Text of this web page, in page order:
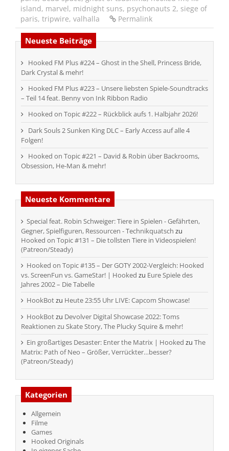
island, marvel, midnight suns, psychonauts 2, siege of
paris, tripwire, valhalla Permalink
Neueste Beiträge
Hooked FM Plus #224 – Ghost in the Shell, Princess Bride,
Dark Crystal & mehr!
Hooked FM Plus #223 – Unsere liebsten Spiele-Soundtracks
– Teil 14 feat. Benny von Ink Ribbon Radio
Hooked on Topic #222 – Rückblick aufs 1. Halbjahr 2026!
Dark Souls 2 Sunken King DLC – Early Access auf alle 4
Folgen!
Hooked on Topic #221 – David & Robin über Backrooms,
Obsession, He-Man & mehr!
Neueste Kommentare
Special feat. Robin Schweiger: Tiere in Spielen - Gefährten,
Gegner, Spielfiguren, Ressourcen - Technikquatsch zu
Hooked on Topic #131 – Die tollsten Tiere in Videospielen!
(Patreon/Steady)
Hooked on Topic #135 – Der GOTY 2002-Vergleich: Hooked
vs. ScreenFun vs. GameStar! | Hooked zu Eure Spiele des
Jahres 2002 – Die Tabelle
HookBotzu Heute 23:55 Uhr LIVE: Capcom Showcase!
HookBotzu Devolver Digital Showcase 2022: Toms
Reaktionen zu Skate Story, The Plucky Squire & mehr!
Ein großartiges Desaster: Enter the Matrix | Hooked zu The
Matrix: Path of Neo – Größer, Verrückter…besser?
(Patreon/Steady)
Kategorien
Allgemein
Filme
Games
Hooked Originals